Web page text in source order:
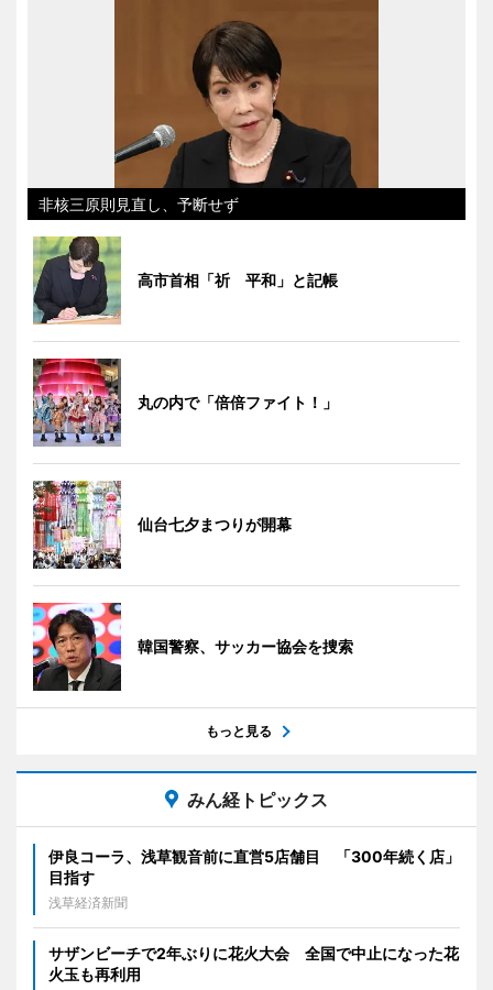
非核三原則見直し、予断せず
高市首相「祈 平和」と記帳
丸の内で「倍倍ファイト！」
仙台七夕まつりが開幕
韓国警察、サッカー協会を捜索
もっと見る
みん経トピックス
伊良コーラ、浅草観音前に直営5店舗目 「300年続く店」
目指す
浅草経済新聞
サザンビーチで2年ぶりに花火大会 全国で中止になった花
火玉も再利用